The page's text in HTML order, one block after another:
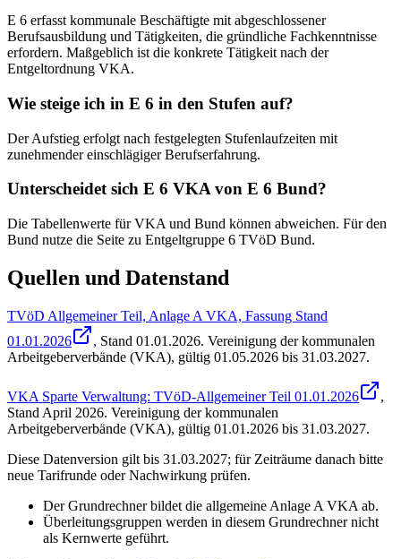
E 6 erfasst kommunale Beschäftigte mit abgeschlossener
Berufsausbildung und Tätigkeiten, die gründliche Fachkenntnisse
erfordern. Maßgeblich ist die konkrete Tätigkeit nach der
Entgeltordnung VKA.
Wie steige ich in E 6 in den Stufen auf?
Der Aufstieg erfolgt nach festgelegten Stufenlaufzeiten mit
zunehmender einschlägiger Berufserfahrung.
Unterscheidet sich E 6 VKA von E 6 Bund?
Die Tabellenwerte für VKA und Bund können abweichen. Für den
Bund nutze die Seite zu Entgeltgruppe 6 TVöD Bund.
Quellen und Datenstand
TVöD Allgemeiner Teil, Anlage A VKA, Fassung Stand
01.01.2026
, Stand 01.01.2026. Vereinigung der kommunalen
Arbeitgeberverbände (VKA), gültig 01.05.2026 bis 31.03.2027.
VKA Sparte Verwaltung: TVöD-Allgemeiner Teil 01.01.2026
,
Stand April 2026. Vereinigung der kommunalen
Arbeitgeberverbände (VKA), gültig 01.01.2026 bis 31.03.2027.
Diese Datenversion gilt bis 31.03.2027; für Zeiträume danach bitte
neue Tarifrunde oder Nachwirkung prüfen.
Der Grundrechner bildet die allgemeine Anlage A VKA ab.
Überleitungsgruppen werden in diesem Grundrechner nicht
als Kernwerte geführt.